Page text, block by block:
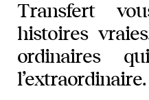
Transfert
histoires
ordinaires
l’extraordinaire.